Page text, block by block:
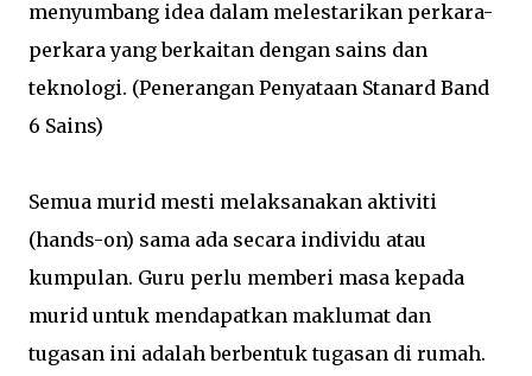
menyumbang idea dalam melestarikan perkara-
perkara yang berkaitan dengan sains dan
teknologi. (Penerangan Penyataan Stanard Band
6 Sains)
Semua murid mesti melaksanakan aktiviti
(hands-on) sama ada secara individu atau
kumpulan. Guru perlu memberi masa kepada
murid untuk mendapatkan maklumat dan
tugasan ini adalah berbentuk tugasan di rumah.